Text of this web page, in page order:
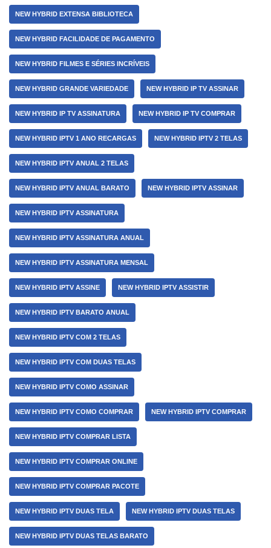
NEW HYBRID EXTENSA BIBLIOTECA
NEW HYBRID FACILIDADE DE PAGAMENTO
NEW HYBRID FILMES E SÉRIES INCRÍVEIS
NEW HYBRID GRANDE VARIEDADE NEW HYBRID IP TV ASSINAR
NEW HYBRID IP TV ASSINATURA NEW HYBRID IP TV COMPRAR
NEW HYBRID IPTV 1 ANO RECARGAS NEW HYBRID IPTV 2 TELAS
NEW HYBRID IPTV ANUAL 2 TELAS
NEW HYBRID IPTV ANUAL BARATO NEW HYBRID IPTV ASSINAR
NEW HYBRID IPTV ASSINATURA
NEW HYBRID IPTV ASSINATURA ANUAL
NEW HYBRID IPTV ASSINATURA MENSAL
NEW HYBRID IPTV ASSINE NEW HYBRID IPTV ASSISTIR
NEW HYBRID IPTV BARATO ANUAL
NEW HYBRID IPTV COM 2 TELAS
NEW HYBRID IPTV COM DUAS TELAS
NEW HYBRID IPTV COMO ASSINAR
NEW HYBRID IPTV COMO COMPRAR NEW HYBRID IPTV COMPRAR
NEW HYBRID IPTV COMPRAR LISTA
NEW HYBRID IPTV COMPRAR ONLINE
NEW HYBRID IPTV COMPRAR PACOTE
NEW HYBRID IPTV DUAS TELA NEW HYBRID IPTV DUAS TELAS
NEW HYBRID IPTV DUAS TELAS BARATO